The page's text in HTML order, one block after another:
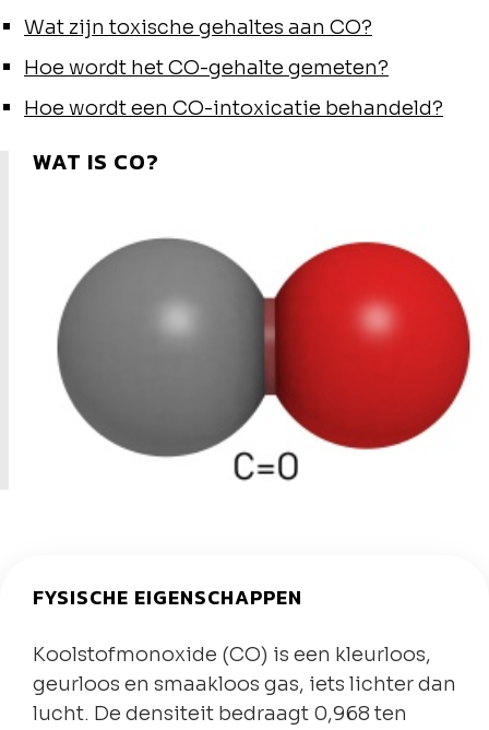
Wat zijn toxische gehaltes aan CO?
Hoe wordt het CO-gehalte gemeten?
Hoe wordt een CO-intoxicatie behandeld?
WAT IS CO?
FYSISCHE EIGENSCHAPPEN
Koolstofmonoxide (CO) is een kleurloos,
geurloos en smaakloos gas, iets lichter dan
lucht. De densiteit bedraagt 0,968 ten